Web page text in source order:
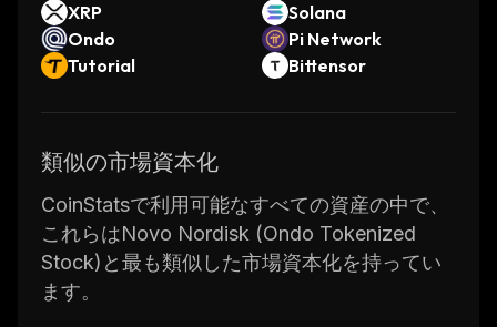
XRP
Solana
Ondo
Pi Network
Tutorial
Bittensor
類似の市場資本化
CoinStatsで利用可能なすべての資産の中で、
これらはNovo Nordisk (Ondo Tokenized
Stock)と最も類似した市場資本化を持ってい
ます。